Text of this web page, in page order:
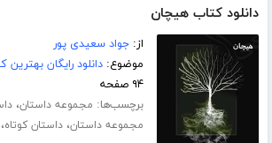
دانلود کتاب هیچان
از:جواد سعیدی پور
موضوع:دانلود رایگان
۹۴ صفحه
برچسب‌ها: مجموعه داستان،
مجموعه داستان،داستان کوتاه